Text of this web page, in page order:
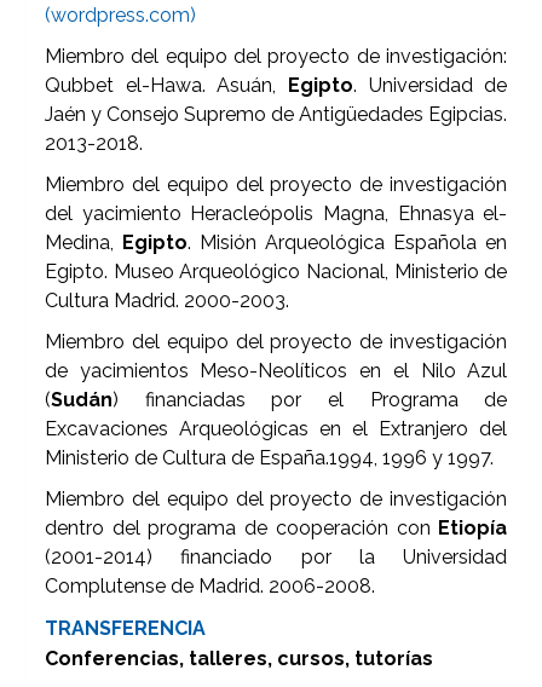
(wordpress.com)
Miembro del equipo del proyecto de investigación:
Qubbet el-Hawa. Asuán,
Egipto. Universidad de
Jaén y Consejo Supremo de Antigüedades Egipcias.
2013-2018.
Miembro del equipo del proyecto de investigación
del yacimiento Heracleópolis Magna, Ehnasya el-
Medina, Egipto. Misión Arqueológica Española en
Egipto. Museo Arqueológico Nacional, Ministerio de
Cultura Madrid. 2000-2003.
Miembro del equipo del proyecto de investigación
de yacimientos Meso-Neolíticos en el Nilo Azul
(Sudán) financiadas por el Programa de
Excavaciones Arqueológicas en el Extranjero del
Ministerio de Cultura de España.1994, 1996 y 1997.
Miembro del equipo del proyecto de investigación
dentro del programa de cooperación con Etiopía
(2001-2014) financiado por la Universidad
Complutense de Madrid. 2006-2008.
TRANSFERENCIA
Conferencias, talleres, cursos, tutorías